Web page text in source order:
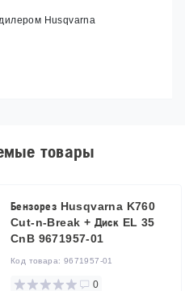
Husqvarna
товары
Бензорез Husqvarna K760
Cut-n-Break + Диск EL 35
CnB 9671957-01
Код товара: 9671957-01
0